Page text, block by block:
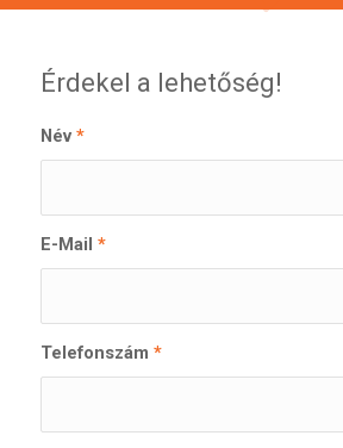
Érdekel a lehetőség!
Név *
E-Mail *
Telefonszám *